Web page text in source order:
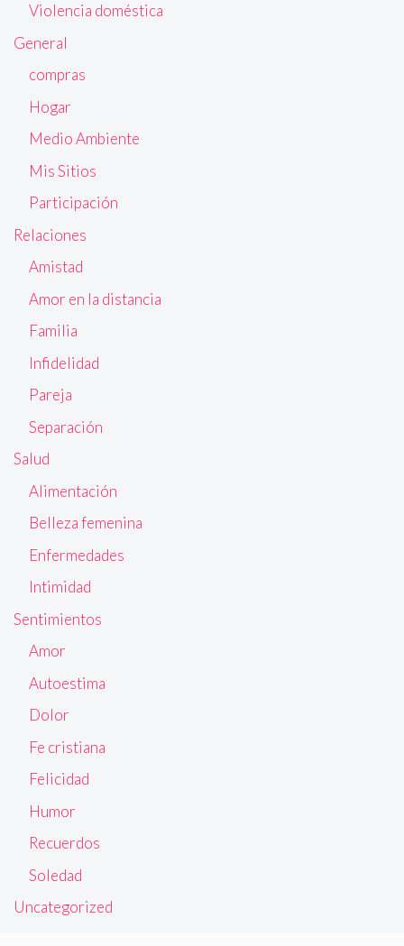
Violencia doméstica
General
compras
Hogar
Medio Ambiente
Mis Sitios
Participación
Relaciones
Amistad
Amor en la distancia
Familia
Infidelidad
Pareja
Separación
Salud
Alimentación
Belleza femenina
Enfermedades
Intimidad
Sentimientos
Amor
Autoestima
Dolor
Fe cristiana
Felicidad
Humor
Recuerdos
Soledad
Uncategorized